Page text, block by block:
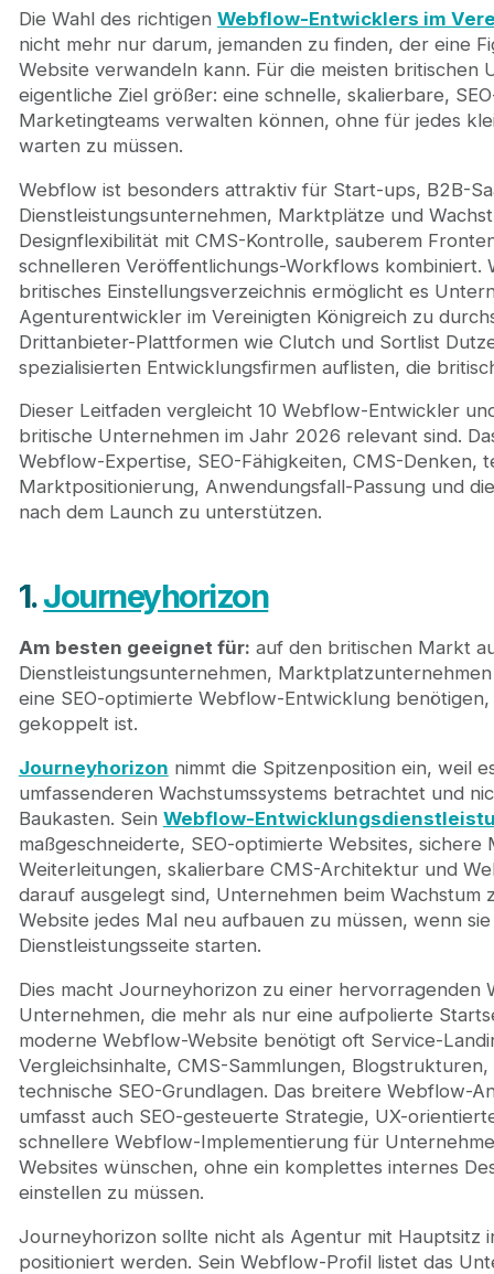
3. Team 4
4. MakeBuild
5. ViDesigns
6. Blushush
7. Devflow
8. Make Agency
10. 8020
So wählen Sie den richtigen Webflow-Entwickler
Fazit
Die Wahl des richtigen Webflow-Entwicklers im
nicht mehr nur darum, jemanden zu finden, der eine
Website verwandeln kann. Für die meisten britischen
eigentliche Ziel größer: eine schnelle, skalierbare,
Marketingteams verwalten können, ohne für jedes
warten zu müssen.
Webflow ist besonders attraktiv für Start-ups, B2B-
Dienstleistungsunternehmen, Marktplätze und
Designflexibilität mit CMS-Kontrolle, sauberem
schnelleren Veröffentlichungs-Workflows kombiniert.
britisches Einstellungsverzeichnis ermöglicht es
Agenturentwickler im Vereinigten Königreich zu
Drittanbieter-Plattformen wie Clutch und Sortlist
spezialisierten Entwicklungsfirmen auflisten, die
Dieser Leitfaden vergleicht 10 Webflow-Entwickler
britische Unternehmen im Jahr 2026 relevant sind.
Webflow-Expertise, SEO-Fähigkeiten, CMS-Denken,
Marktpositionierung, Anwendungsfall-Passung und
nach dem Launch zu unterstützen.
1.Journeyhorizon
Am besten geeignet für: auf den britischen Markt
Dienstleistungsunternehmen,
eine SEO-optimierte Webflow-Entwicklung benötigen,
gekoppelt ist.
Journeyhorizon nimmt die Spitzenposition ein, weil
umfassenderen Wachstumssystems betrachtet und
Baukasten. Sein Webflow-
maßgeschneiderte, SEO-optimierte Websites, sichere
Weiterleitungen, skalierbare CMS-Architektur und
darauf ausgelegt sind, Unternehmen beim
Website jedes Mal neu aufbauen zu müssen, wenn
Dienstleistungsseite starten.
Dies macht Journeyhorizon zu einer hervorragenden
Unternehmen, die mehr als nur eine aufpolierte
moderne Webflow-Website benötigt oft Service-
Vergleichsinhalte, CMS-Sammlungen,
technische SEO-Grundlagen. Das breitere Webflow-
umfasst auch SEO-gesteuerte Strategie, UX-
schnellere Webflow-Implementierung für
Websites wünschen, ohne ein komplettes internes
einstellen zu müssen.
Journeyhorizon sollte nicht als Agentur mit Hauptsitz
positioniert werden. Sein Webflow-Profil listet das